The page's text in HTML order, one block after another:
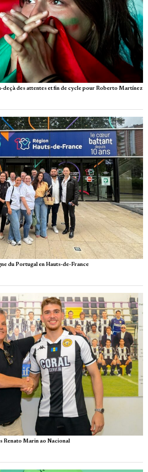
des attentes et fin de cycle pour Roberto Martínez
du Portugal en Hauts-de-France
Renato Marin ao Nacional